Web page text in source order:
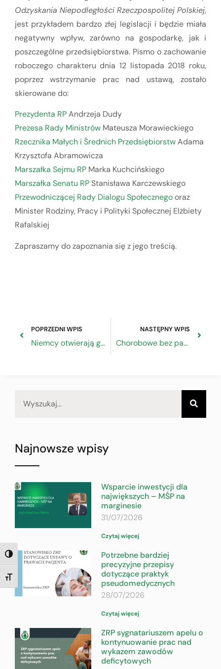
TOGGLE HIGH CONTRAST
TOGGLE FONT SIZE
Odzyskania Niepodległości Rzeczpospolitej Polskiej,
jest przykładem bardzo złej legislacji i będzie miała
negatywny wpływ, zarówno na gospodarkę, jak i
poszczególne przedsiębiorstwa. Pismo o zachowanie
roboczego charakteru dnia 12 listopada 2018 roku,
poprzez wstrzymanie prac nad ustawą, zostało
skierowane do:
Prezydenta RPAndrzeja Dudy
Prezesa Rady Ministrów Mateusza Morawieckiego
Rzecznika Małych i Średnich PrzedsiębiorstwAdama
Krzysztofa Abramowicza
Marszałka Sejmu RP Marka Kuchcińskiego
Marszałka Senatu RPStanisława Karczewskiego
Przewodniczącej Rady Dialogu Społecznegooraz
Minister Rodziny, Pracy i Polityki Społecznej Elżbiety
Rafalskiej
Zapraszamy do zapoznania się z jego treścią.
POPRZEDNI WPIS
Niemcy otwierają granice
NASTĘPNY WPIS
Chorobowe bez papierka
Najnowsze wpisy
Wsparcie inwestycji dla
największych – MŚP na
marginesie
31/07/2026
Czytaj więcej
Potrzebne bardziej
precyzyjne przepisy
dotyczące praktyk
pseudomedycznych
28/07/2026
Czytaj więcej
ZRP sygnatariuszem apelu o
kontynuowanie prac nad
wykazem zawodów
deficytowych